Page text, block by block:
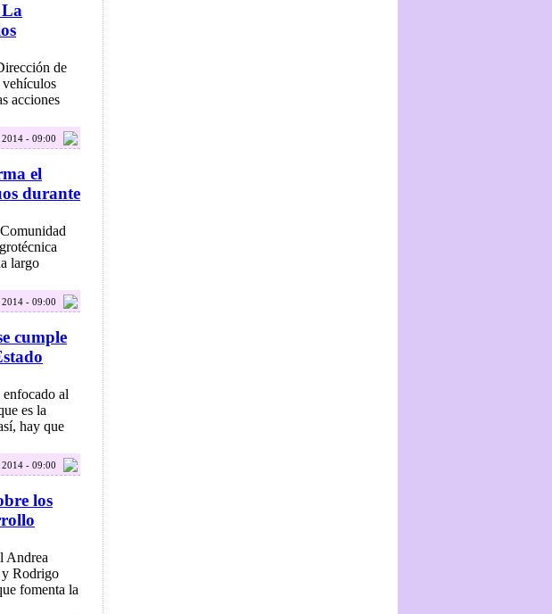
de
acciones
2014 - 09:00
el
durante
largo
2014 - 09:00
cumple
al
es la
hay que
2014 - 09:00
los
Andrea
y Rodrigo
fomenta la